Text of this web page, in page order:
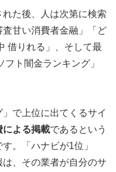
た後、人は次第に検索
甘い消費者金融」「ど
借りれる」、そして最
ト闇金ランキング」
で上位に出てくるサイ
による掲載であるという
。「ハナビが1位」
は、その業者が自分のサ